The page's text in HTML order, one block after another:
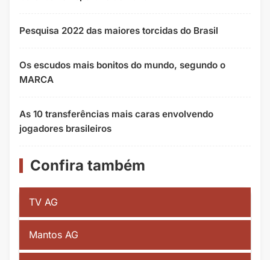
Pesquisa 2022 das maiores torcidas do Brasil
Os escudos mais bonitos do mundo, segundo o
MARCA
As 10 transferências mais caras envolvendo
jogadores brasileiros
Confira também
TV AG
Mantos AG